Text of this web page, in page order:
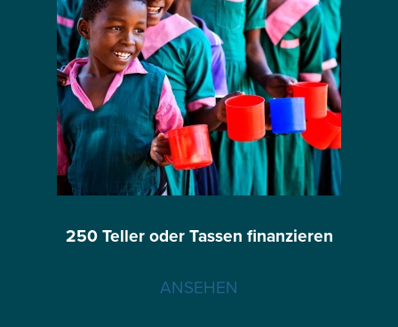
250 Teller oder Tassen finanzieren
ANSEHEN